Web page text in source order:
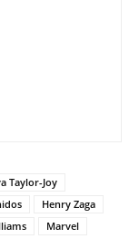
Taylor-Joy
Henry Zaga
Marvel